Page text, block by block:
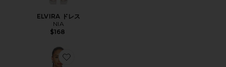
ELVIRA ドレス
NIA
$168
Favorite DAPHNE ドレス